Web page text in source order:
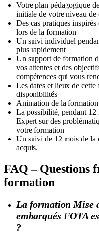
Votre plan pédagogique
initiale de votre niveau de
Des cas pratiques
lors de la formation
Un suivi individuel
plus rapidement
Un support de formation
vos attentes et des
compétences qui vous
Les dates et lieux de
disponibilités
Animation de la
La possibilité, pendant
Expert sur des
votre formation
Un suivi de 12 mois de la
acquis.
FAQ – Questions
formation
La formation Mise
embarqués FOTA
?